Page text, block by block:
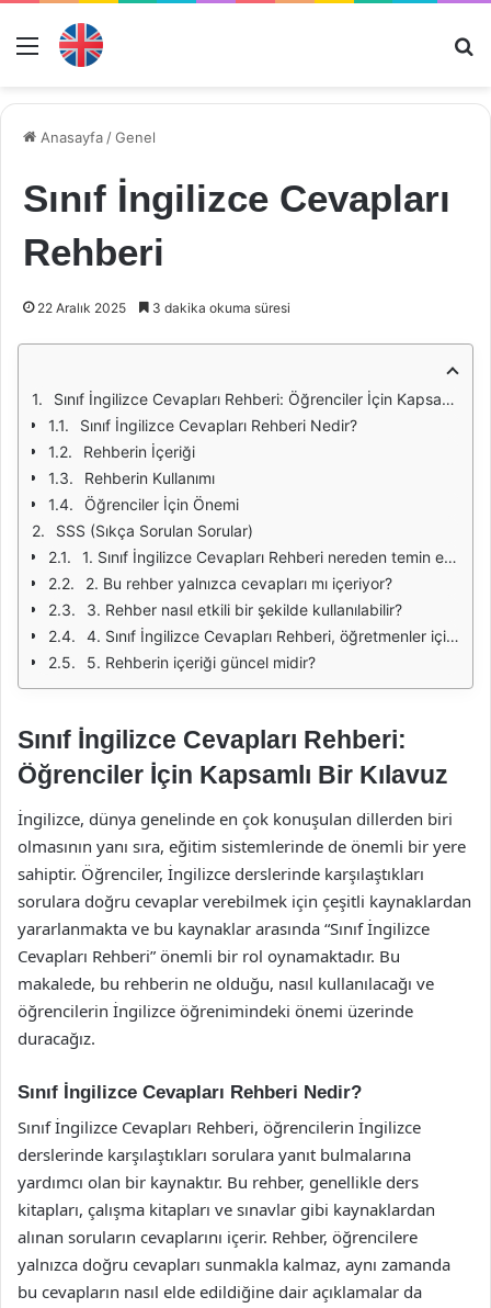
Menü
Anasayfa /Genel
Sınıf İngilizce Cevapları
Rehberi
22 Aralık 2025 3 dakika okuma süresi
Sınıf İngilizce Cevapları Rehberi: Öğrenciler İçin Kapsamlı Bir Kılavuz
Sınıf İngilizce Cevapları Rehberi Nedir?
Rehberin İçeriği
Rehberin Kullanımı
Öğrenciler İçin Önemi
SSS (Sıkça Sorulan Sorular)
1. Sınıf İngilizce Cevapları Rehberi nereden temin edebilirim?
2. Bu rehber yalnızca cevapları mı içeriyor?
3. Rehber nasıl etkili bir şekilde kullanılabilir?
4. Sınıf İngilizce Cevapları Rehberi, öğretmenler için de faydalı mıdır?
5. Rehberin içeriği güncel midir?
Sınıf İngilizce Cevapları Rehberi:
Öğrenciler İçin Kapsamlı Bir Kılavuz
İngilizce, dünya genelinde en çok konuşulan dillerden biri
olmasının yanı sıra, eğitim sistemlerinde de önemli bir yere
sahiptir. Öğrenciler, İngilizce derslerinde karşılaştıkları
sorulara doğru cevaplar verebilmek için çeşitli kaynaklardan
yararlanmakta ve bu kaynaklar arasında “Sınıf İngilizce
Cevapları Rehberi” önemli bir rol oynamaktadır. Bu
makalede, bu rehberin ne olduğu, nasıl kullanılacağı ve
öğrencilerin İngilizce öğrenimindeki önemi üzerinde
duracağız.
Sınıf İngilizce Cevapları Rehberi Nedir?
Sınıf İngilizce Cevapları Rehberi, öğrencilerin İngilizce
derslerinde karşılaştıkları sorulara yanıt bulmalarına
yardımcı olan bir kaynaktır. Bu rehber, genellikle ders
kitapları, çalışma kitapları ve sınavlar gibi kaynaklardan
alınan soruların cevaplarını içerir. Rehber, öğrencilere
yalnızca doğru cevapları sunmakla kalmaz, aynı zamanda
bu cevapların nasıl elde edildiğine dair açıklamalar da